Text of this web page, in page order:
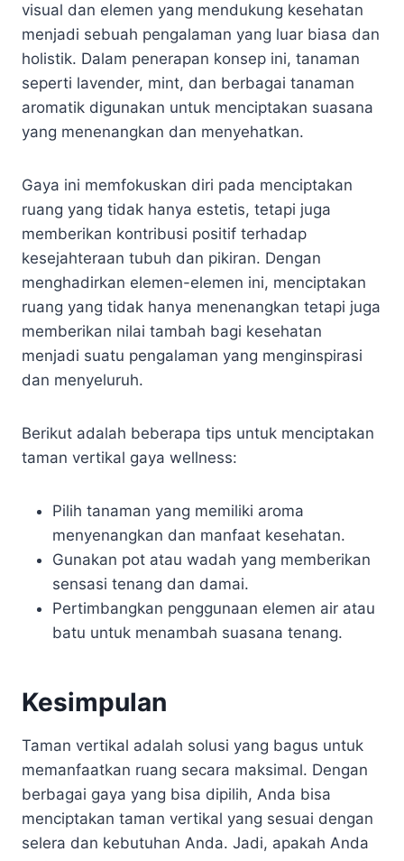
visual dan elemen yang mendukung kesehatan
menjadi sebuah pengalaman yang luar biasa dan
holistik. Dalam penerapan konsep ini, tanaman
seperti lavender, mint, dan berbagai tanaman
aromatik digunakan untuk menciptakan suasana
yang menenangkan dan menyehatkan.
Gaya ini memfokuskan diri pada menciptakan
ruang yang tidak hanya estetis, tetapi juga
memberikan kontribusi positif terhadap
kesejahteraan tubuh dan pikiran. Dengan
menghadirkan elemen-elemen ini, menciptakan
ruang yang tidak hanya menenangkan tetapi juga
memberikan nilai tambah bagi kesehatan
menjadi suatu pengalaman yang menginspirasi
dan menyeluruh.
Berikut adalah beberapa tips untuk menciptakan
taman vertikal gaya wellness:
Pilih tanaman yang memiliki aroma
menyenangkan dan manfaat kesehatan.
Gunakan pot atau wadah yang memberikan
sensasi tenang dan damai.
Pertimbangkan penggunaan elemen air atau
batu untuk menambah suasana tenang.
Kesimpulan
Taman vertikal adalah solusi yang bagus untuk
memanfaatkan ruang secara maksimal. Dengan
berbagai gaya yang bisa dipilih, Anda bisa
menciptakan taman vertikal yang sesuai dengan
selera dan kebutuhan Anda. Jadi, apakah Anda